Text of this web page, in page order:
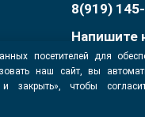
посетителей для
наш сайт, вы
закрыть», чтобы
8(919)
Напишите
данных